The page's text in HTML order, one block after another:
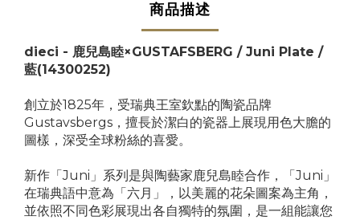
商品描述
dieci - 鹿兒島睦×GUSTAFSBERG / Juni Plate /
藍(14300252)
創立於1825年，受瑞典王室欽點的陶瓷品牌
Gustavsbergs，擅長於潔白的瓷器上展現用色大膽的
圖樣，深受全球粉絲的喜愛。
新作「Juni」系列是與陶藝家鹿兒島睦合作，「Juni」
在瑞典語中意為「六月」，以美麗的花朵圖案為主角，
並依照不同色彩展現出各自獨特的氛圍，是一組能讓您